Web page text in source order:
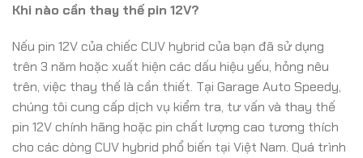
Khi nào cần thay thế pin 12V?
Nếu pin 12V của chiếc CUV hybrid của bạn đã sử dụng
trên 3 năm hoặc xuất hiện các dấu hiệu yếu, hỏng nêu
trên, việc thay thế là cần thiết. Tại Garage Auto Speedy,
chúng tôi cung cấp dịch vụ kiểm tra, tư vấn và thay thế
pin 12V chính hãng hoặc pin chất lượng cao tương thích
cho các dòng CUV hybrid phổ biến tại Việt Nam. Quá trình